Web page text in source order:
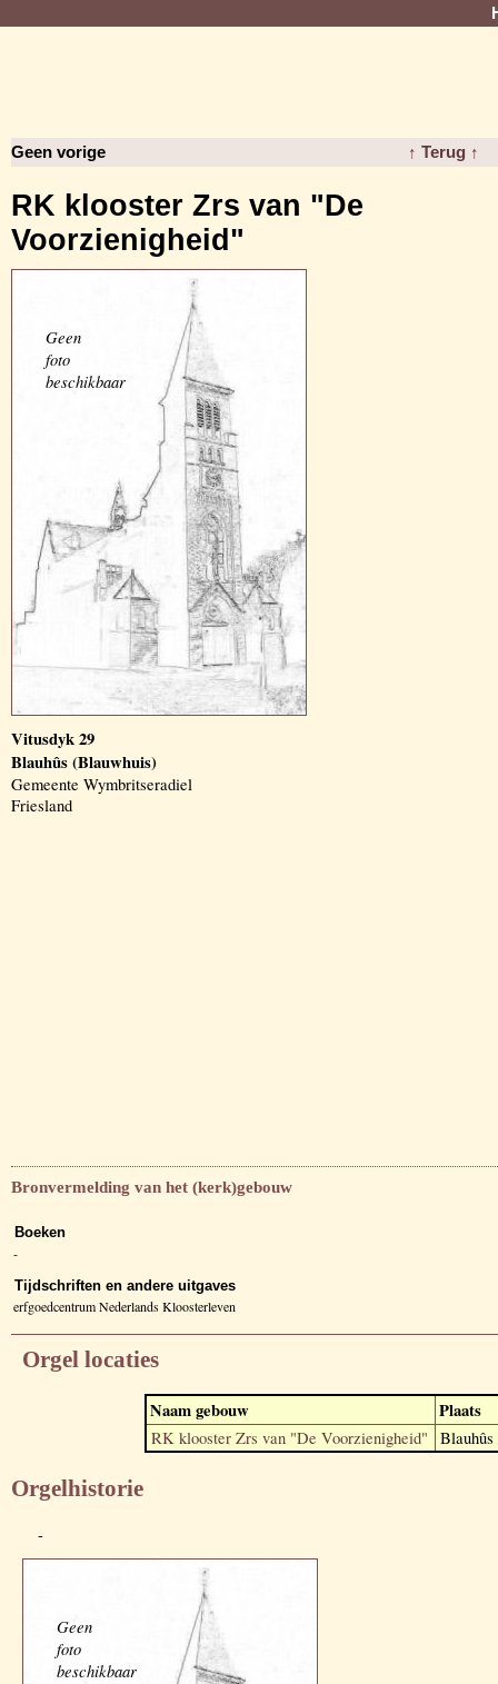
Geen vorige ↑ Terug ↑
RK klooster Zrs van "De
Voorzienigheid"
Geen
foto
beschikbaar
Vitusdyk 29
Blauhûs (Blauwhuis)
Gemeente Wymbritseradiel
Friesland
Bronvermelding van het (kerk)gebouw
Boeken
-
Tijdschriften en andere uitgaves
erfgoedcentrum Nederlands Kloosterleven
Orgel locaties
Naam gebouw Plaats
RK klooster Zrs van "De Voorzienigheid" Blauhûs
Orgelhistorie
-
Geen
foto
beschikbaar